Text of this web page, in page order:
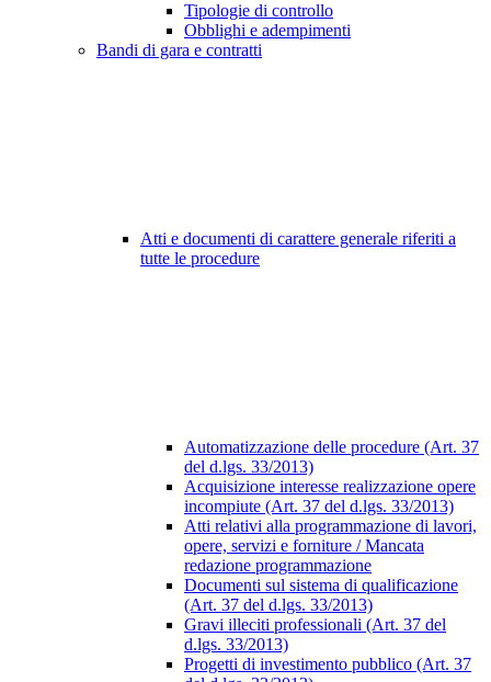
Tipologie di controllo
Obblighi e adempimenti
Bandi di gara e contratti
Atti e documenti di carattere generale riferiti a
tutte le procedure
Automatizzazione delle procedure (Art. 37
del d.lgs. 33/2013)
Acquisizione interesse realizzazione opere
incompiute (Art. 37 del d.lgs. 33/2013)
Atti relativi alla programmazione di lavori,
opere, servizi e forniture / Mancata
redazione programmazione
Documenti sul sistema di qualificazione
(Art. 37 del d.lgs. 33/2013)
Gravi illeciti professionali (Art. 37 del
d.lgs. 33/2013)
Progetti di investimento pubblico (Art. 37